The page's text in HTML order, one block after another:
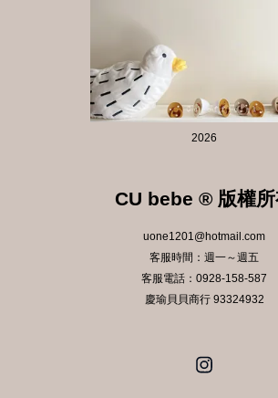
2026
CU bebe ® 版權
uone1201@hotmail.com
客服時間：週一～週五
客服電話：0928-158-587
慶瑜貝貝商行 93324932